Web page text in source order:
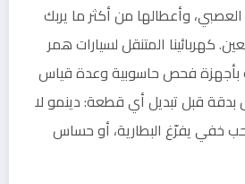
وأعطالها من أكثر ما يربك
كهربائينا المتنقل لسيارات همر
بأجهزة فحص حاسوبية وعدة قياس
قبل تبديل أي قطعة: دينمو لا
خفي يفرّغ البطارية، أو حساس